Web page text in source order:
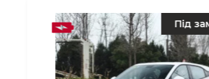
Під